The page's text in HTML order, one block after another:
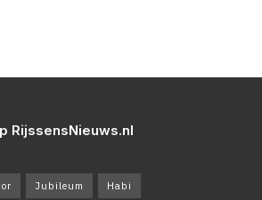
RijssensNieuws.nl
Jubileum Habi